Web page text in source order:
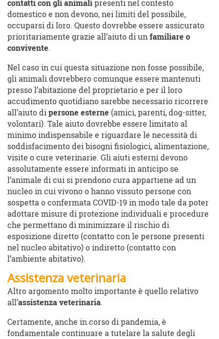
contatti con gli animali presenti nel contesto
domestico e non devono, nei limiti del possibile,
occuparsi di loro. Questo dovrebbe essere assicurato
prioritariamente grazie all’aiuto di un familiare o
convivente.
Nel caso in cui questa situazione non fosse possibile,
gli animali dovrebbero comunque essere mantenuti
presso l’abitazione del proprietario e per il loro
accudimento quotidiano sarebbe necessario ricorrere
all’aiuto di persone esterne (amici, parenti, dog-sitter,
volontari). Tale aiuto dovrebbe essere limitato al
minimo indispensabile e riguardare le necessità di
soddisfacimento dei bisogni fisiologici, alimentazione,
visite o cure veterinarie. Gli aiuti esterni devono
assolutamente essere informati in anticipo se
l’animale di cui si prendono cura appartiene ad un
nucleo in cui vivono o hanno vissuto persone con
sospetta o confermata COVID-19 in modo tale da poter
adottare misure di protezione individuali e procedure
che permettano di minimizzare il rischio di
esposizione diretto (contatto con le persone presenti
nel nucleo abitativo) o indiretto (contatto con
l’ambiente abitativo).
Assistenza veterinaria
Altro argomento molto importante è quello relativo
all’assistenza veterinaria.
Certamente, anche in corso di pandemia, è
fondamentale continuare a tutelare la salute degli